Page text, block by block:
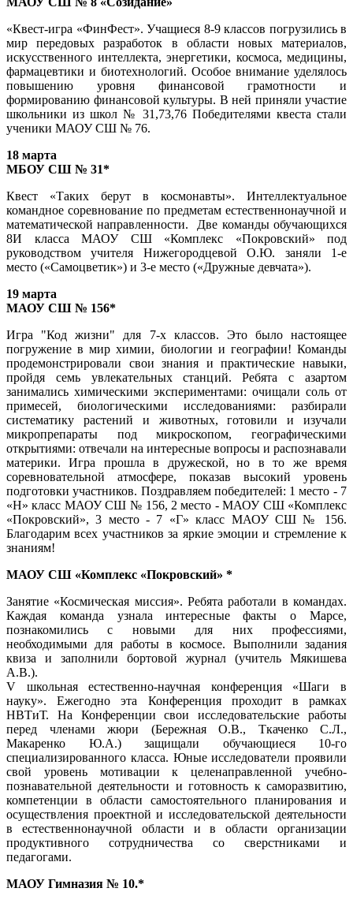
«Квест-игра «ФинФест». Учащиеся 8-9 классов погрузились в
мир передовых разработок в области новых материалов,
искусственного интеллекта, энергетики, космоса, медицины,
фармацевтики и биотехнологий. Особое внимание уделялось
повышению уровня финансовой грамотности и
формированию финансовой культуры. В ней приняли участие
школьники из школ № 31,73,76 Победителями квеста стали
ученики МАОУ СШ № 76.
18 марта
МБОУ СШ № 31*
Квест «Таких берут в космонавты». Интеллектуальное
командное соревнование по предметам естественнонаучной и
математической направленности. Две команды обучающихся
8И класса МАОУ СШ «Комплекс «Покровский» под
руководством учителя Нижегородцевой О.Ю. заняли 1-е
место («Самоцветик») и 3-е место («Дружные девчата»).
19 марта
МАОУ СШ № 156*
Игра "Код жизни" для 7-х классов. Это было настоящее
погружение в мир химии, биологии и географии! Команды
продемонстрировали свои знания и практические навыки,
пройдя семь увлекательных станций. Ребята с азартом
занимались химическими экспериментами: очищали соль от
примесей, биологическими исследованиями: разбирали
систематику растений и животных, готовили и изучали
микропрепараты под микроскопом, географическими
открытиями: отвечали на интересные вопросы и распознавали
материки. Игра прошла в дружеской, но в то же время
соревновательной атмосфере, показав высокий уровень
подготовки участников. Поздравляем победителей: 1 место - 7
«Н» класс МАОУ СШ № 156, 2 место - МАОУ СШ «Комплекс
«Покровский», 3 место - 7 «Г» класс МАОУ СШ № 156.
Благодарим всех участников за яркие эмоции и стремление к
знаниям!
МАОУ СШ «Комплекс «Покровский» *
Занятие «Космическая миссия». Ребята работали в командах.
Каждая команда узнала интересные факты о Марсе,
познакомились с новыми для них профессиями,
необходимыми для работы в космосе. Выполнили задания
квиза и заполнили бортовой журнал (учитель Мякишева
А.В.).
V школьная естественно-научная конференция «Шаги в
науку». Ежегодно эта Конференция проходит в рамках
НВТиТ. На Конференции свои исследовательские работы
перед членами жюри (Бережная О.В., Ткаченко С.Л.,
Макаренко Ю.А.) защищали обучающиеся 10-го
специализированного класса. Юные исследователи проявили
свой уровень мотивации к целенаправленной учебно-
познавательной деятельности и готовность к саморазвитию,
компетенции в области самостоятельного планирования и
осуществления проектной и исследовательской деятельности
в естественнонаучной области и в области организации
продуктивного сотрудничества со сверстниками и
педагогами.
МАОУ Гимназия № 10.*